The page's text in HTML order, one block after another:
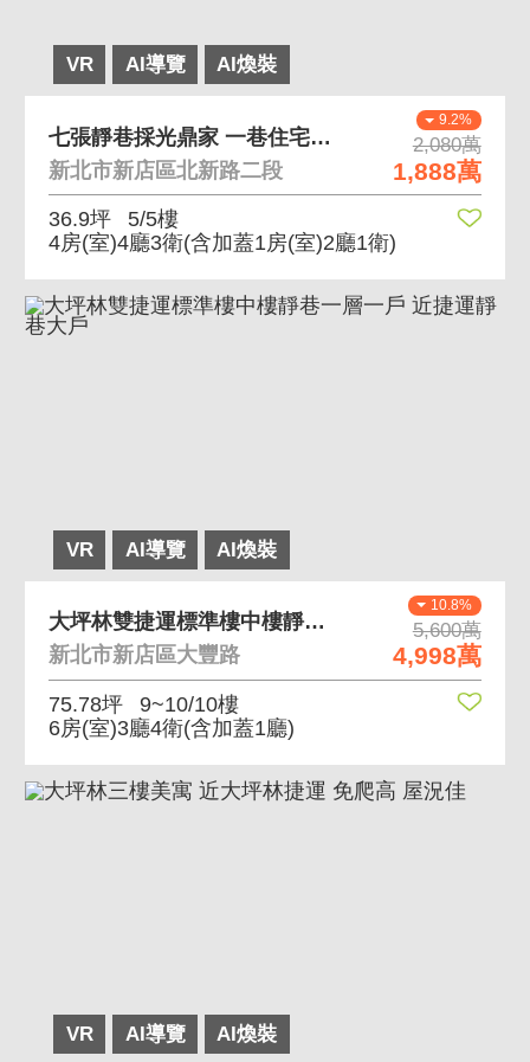
VR AI導覽 AI煥裝
9.2%
2,080萬
1,888萬
七張靜巷採光鼎家 一巷住宅、近七張捷運
新北市新店區北新路二段
36.9坪
5/5樓
4房(室)4廳3衛(含加蓋1房(室)2廳1衛)
VR AI導覽 AI煥裝
10.8%
5,600萬
4,998萬
大坪林雙捷運標準樓中樓靜巷一層一戶 近捷運靜巷大戶
新北市新店區大豐路
75.78坪
9~10/10樓
6房(室)3廳4衛(含加蓋1廳)
VR AI導覽 AI煥裝